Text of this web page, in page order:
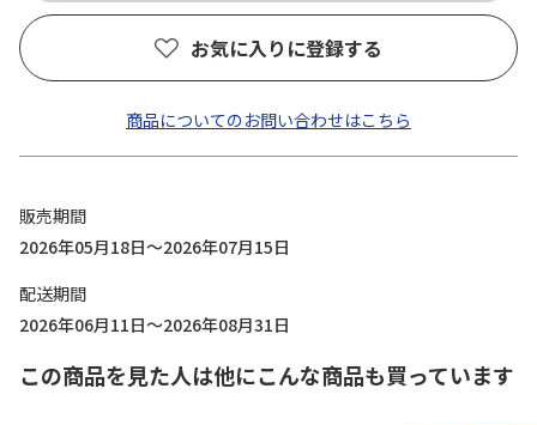
お気に入りに登録する
商品についてのお問い合わせはこちら
販売期間
2026年05月18日～2026年07月15日
配送期間
2026年06月11日～2026年08月31日
この商品を見た人は他にこんな商品も買っています